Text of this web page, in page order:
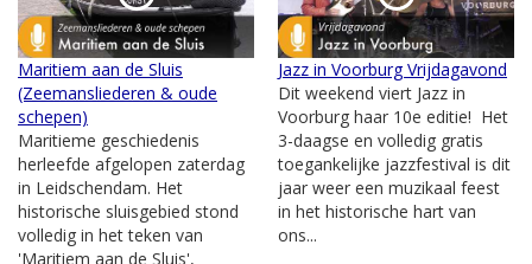
Maritiem aan de Sluis
(Zeemansliederen & oude
schepen)
Maritieme geschiedenis
herleefde afgelopen zaterdag
in Leidschendam. Het
historische sluisgebied stond
volledig in het teken van
'Maritiem aan de Sluis',
Jazz in Voorburg Vrijdagavond
Dit weekend viert Jazz in
Voorburg haar 10e editie! Het
3-daagse en volledig gratis
toegankelijke jazzfestival is dit
jaar weer een muzikaal feest
in het historische hart van
ons...